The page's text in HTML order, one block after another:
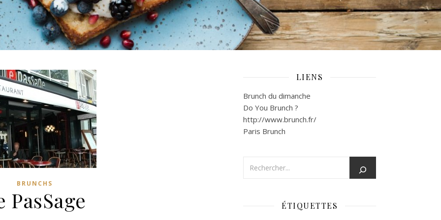
BRUNCHS
PasSage
LIENS
Brunch du dimanche
Do You Brunch ?
http://www.brunch.fr/
Paris Brunch
ÉTIQUETTES